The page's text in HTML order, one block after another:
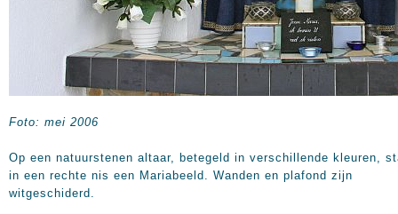
Foto: mei 2006
Op een natuurstenen altaar, betegeld in verschillende kleuren,
in een rechte nis een Mariabeeld. Wanden en plafond zijn
witgeschiderd.